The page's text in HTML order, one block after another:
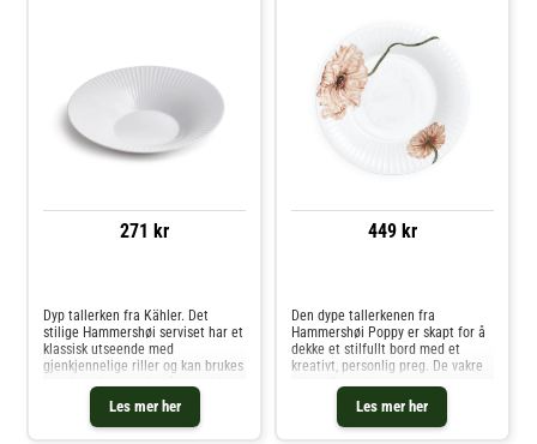
271 kr
Les mer her
Dyp tallerken fra Kähler. Det
stilige Hammershøi serviset har et
klassisk utseende med
gjenkjennelige riller og kan brukes
som hverdagsservise året rundt,
og samles for resten av livet. Den
dype tallerkenen er perfekt for
varm suppe eller frisk salat
449 kr
Les mer her
Den dype tallerkenen fra
Hammershøi Poppy er skapt for å
dekke et stilfullt bord med et
kreativt, personlig preg. De vakre
akvarelltegningene av
valmueblomster er håndmalt av
designeren Rikke Jacobsen og
overført til porselenet.Serviset har